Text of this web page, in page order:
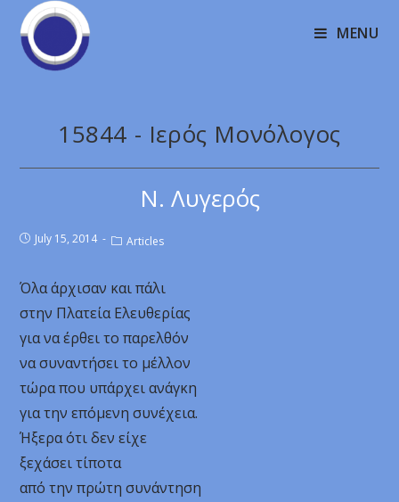
MENU
15844 - Ιερός Μονόλογος
Ν. Λυγερός
July 15, 2014 Articles
Όλα άρχισαν και πάλι
στην Πλατεία Ελευθερίας
για να έρθει το παρελθόν
να συναντήσει το μέλλον
τώρα που υπάρχει ανάγκη
για την επόμενη συνέχεια.
Ήξερα ότι δεν είχε
ξεχάσει τίποτα
από την πρώτη συνάντηση